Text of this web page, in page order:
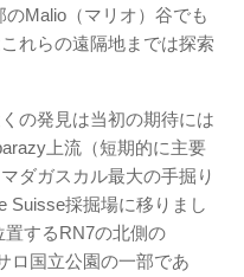
Malio（マリオ）谷でも
れらの遠隔地までは探索
の発見は当初の期待には
上流（短期的に主要
ダガスカル最大の手掘り
Suisse採掘場に移りまし
するRN7の北側の
ロ国立公園の一部であ